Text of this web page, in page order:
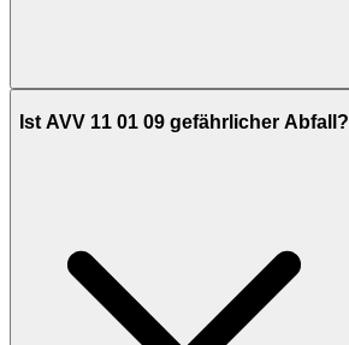
Ist AVV 11 01 09 gefährlicher Abfall?